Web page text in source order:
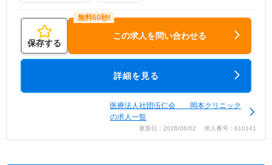
保存する
この求人を問い合わせる
詳細を見る
医療法人社団伍仁会 岡本クリニック
の求人一覧
更新日：2026/06/02 求人番号：610141